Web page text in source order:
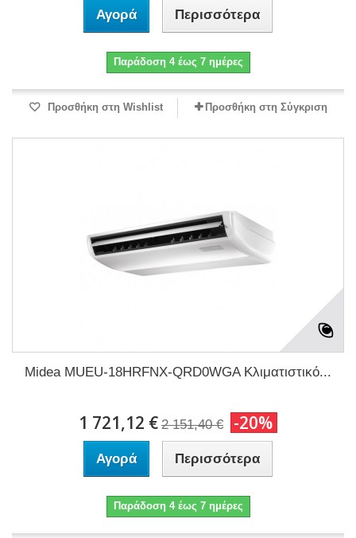
Αγορά Περισσότερα
Παράδοση 4 έως 7 ημέρες
Προσθήκη στη Wishlist Προσθήκη στη Σύγκριση
Midea MUEU-18HRFNX-QRD0WGA Κλιματιστικό...
1 721,12 € 2 151,40 € -20%
Αγορά Περισσότερα
Παράδοση 4 έως 7 ημέρες